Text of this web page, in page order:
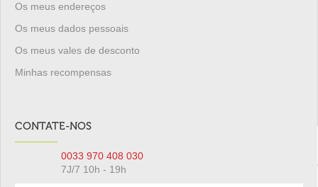
Os meus endereços
Os meus dados pessoais
Os meus vales de desconto
Minhas recompensas
CONTATE-NOS
0033 970 408 030
7J/7 10h - 19h